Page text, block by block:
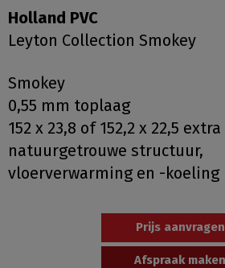
Holland PVC
Leyton Collection Smokey
Smokey
0,55 mm toplaag
152 x 23,8 of 152,2 x 22,5
natuurgetrouwe structuur,
vloerverwarming en -koeling
Prijs aanvragen
Afspraak maken